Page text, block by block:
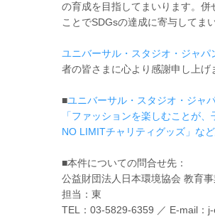
の育成を目指してまいります。
ことでSDGsの達成に寄与してま
ユニバーサル・スタジオ・ジャパ
者の皆さまに心より感謝申し上
■ユニバーサル・スタジオ・ジャ
「ファッションを楽しむことが
NO LIMITチャリティグッズ」な
■本件についての問合せ先：
公益財団法人日本環境協会 教育
担当：東
TEL：03-5829-6359 ／ E-mail：